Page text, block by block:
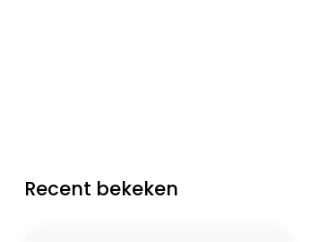
Recent bekeken